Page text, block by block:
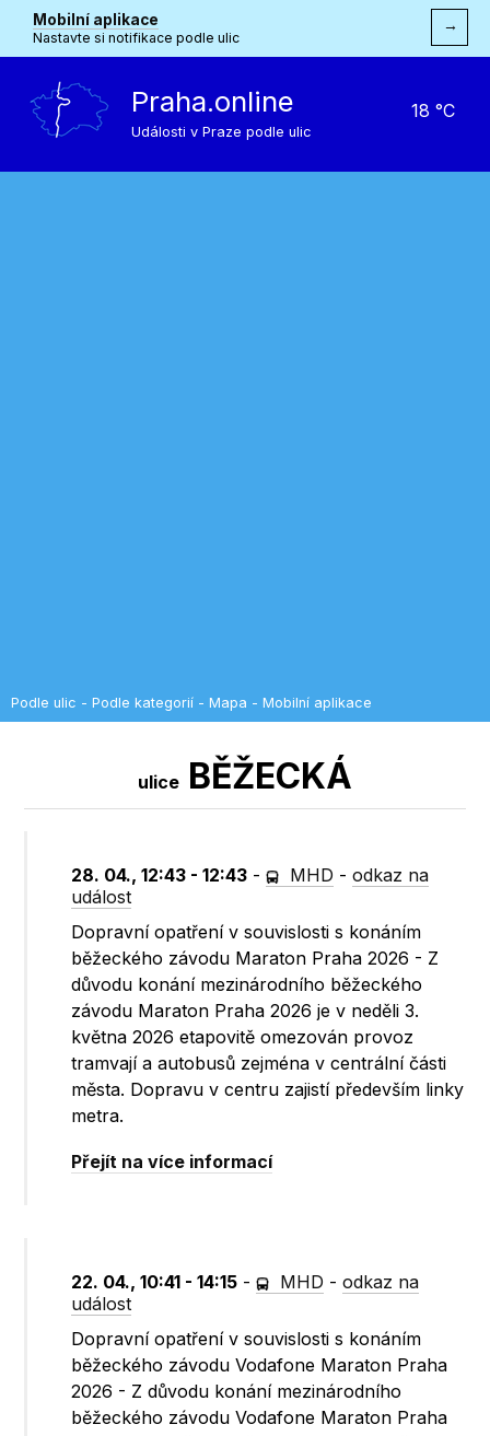
Mobilní aplikace
Nastavte si notifikace podle ulic
→
Praha.online
Události v Praze podle ulic
18 °C
Podle ulic - Podle kategorií - Mapa - Mobilní aplikace
ulice BĚŽECKÁ
28. 04., 12:43 - 12:43 - MHD -odkaz na
událost
Dopravní opatření v souvislosti s konáním
běžeckého závodu Maraton Praha 2026 - Z
důvodu konání mezinárodního běžeckého
závodu Maraton Praha 2026 je v neděli 3.
května 2026 etapovitě omezován provoz
tramvají a autobusů zejména v centrální části
města. Dopravu v centru zajistí především linky
metra.
Přejít na více informací
22. 04., 10:41 - 14:15 - MHD -odkaz na
událost
Dopravní opatření v souvislosti s konáním
běžeckého závodu Vodafone Maraton Praha
2026 - Z důvodu konání mezinárodního
běžeckého závodu Vodafone Maraton Praha